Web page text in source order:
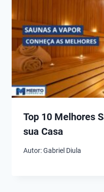
Top 10 Melhores
sua Casa
Autor:Gabriel Diula